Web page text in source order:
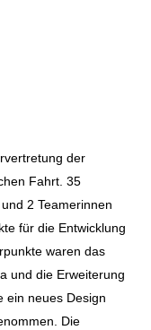
der
Fahrt. 35
2 Teamerinnen
für die Entwicklung
waren das
und die Erweiterung
ein neues Design
Die